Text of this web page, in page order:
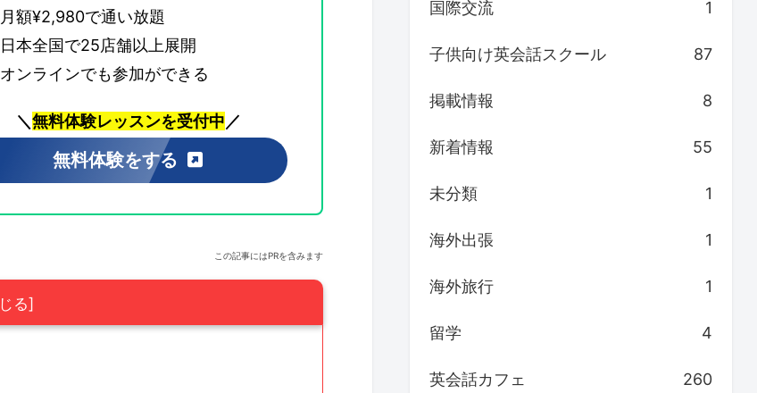
月額¥2,980で通い放題
日本全国で25店舗以上展開
オンラインでも参加ができる
＼無料体験レッスンを受付中／
無料体験をする
この記事にはPRを含みます
国際交流 1
子供向け英会話スクール 87
掲載情報 8
新着情報 55
未分類 1
海外出張 1
海外旅行 1
留学 4
英会話カフェ 260